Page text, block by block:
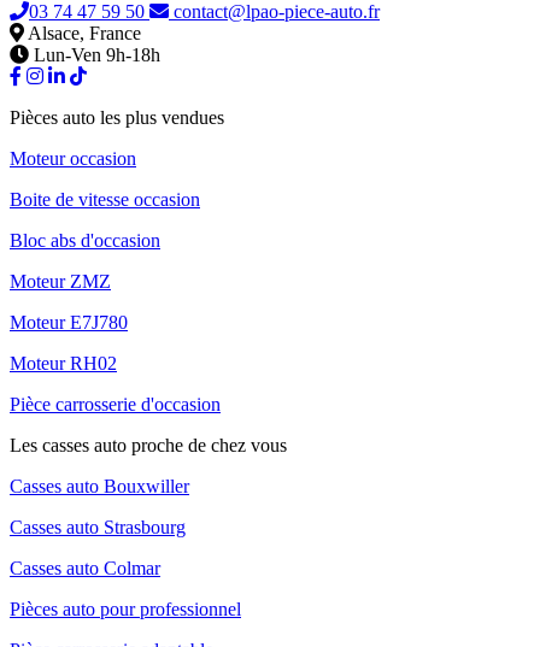
03 74 47 59 50
contact@lpao-piece-auto.fr
Alsace, France
Lun-Ven 9h-18h
Pièces auto les plus vendues
Moteur occasion
Boite de vitesse occasion
Bloc abs d'occasion
Moteur ZMZ
Moteur E7J780
Moteur RH02
Pièce carrosserie d'occasion
Les casses auto proche de chez vous
Casses auto Bouxwiller
Casses auto Strasbourg
Casses auto Colmar
Pièces auto pour professionnel